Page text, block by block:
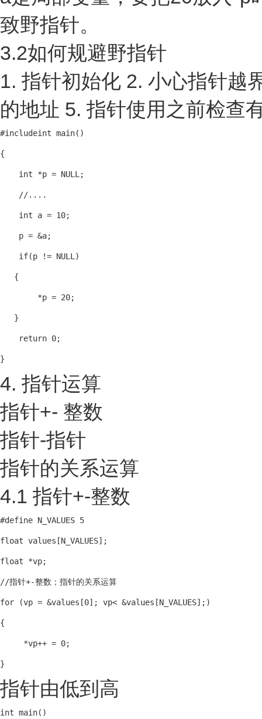
致野指针。
3.2如何规避野指针
1. 指针初始化 2. 小心指针越
的地址 5. 指针使用之前检查
#includeint main()
{
    int *p = NULL;
    //....
    int a = 10;
    p = &a;
    if(p != NULL)
   {
        *p = 20;
   }
    return 0;
}
4. 指针运算
指针+- 整数
指针-指针
指针的关系运算
4.1 指针+-整数
#define N_VALUES 5
float values[N_VALUES];
float *vp;
//指针+-整数；指针的关系运算
for (vp = &values[0]; vp< &values[N_VALUES];)
{
     *vp++ = 0;
}
指针由低到高
int main()